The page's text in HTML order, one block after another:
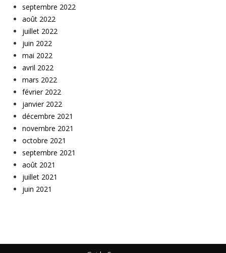
septembre 2022
août 2022
juillet 2022
juin 2022
mai 2022
avril 2022
mars 2022
février 2022
janvier 2022
décembre 2021
novembre 2021
octobre 2021
septembre 2021
août 2021
juillet 2021
juin 2021